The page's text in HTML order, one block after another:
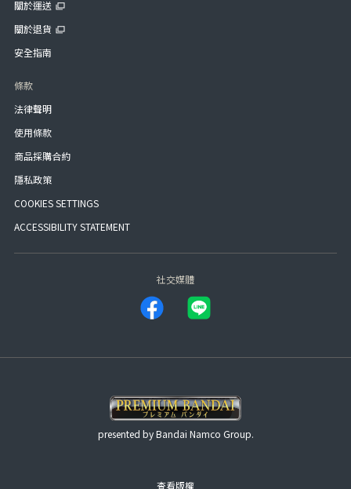
關於運送
關於退貨
安全指南
條款
法律聲明
使用條款
商品採購合約
隱私政策
COOKIES SETTINGS
ACCESSIBILITY STATEMENT
社交媒體
presented by Bandai Namco Group.
查看版權